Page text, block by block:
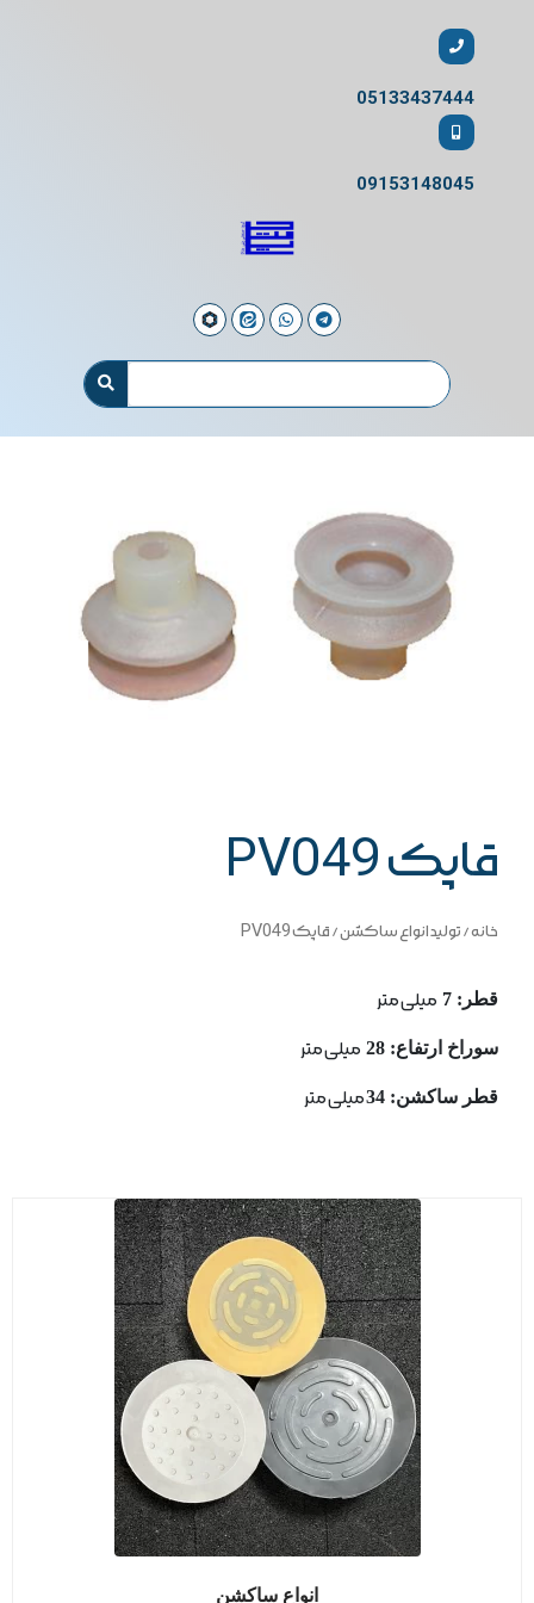
05133437444
09153148045
قاپک PV049
خانه/تولید انواع ساکشن/ قاپک PV049
قطر: 7 میلی متر
سوراخ ارتفاع: 28 میلی متر
قطر ساكشن: 34 میلی متر
انواع ساکشن